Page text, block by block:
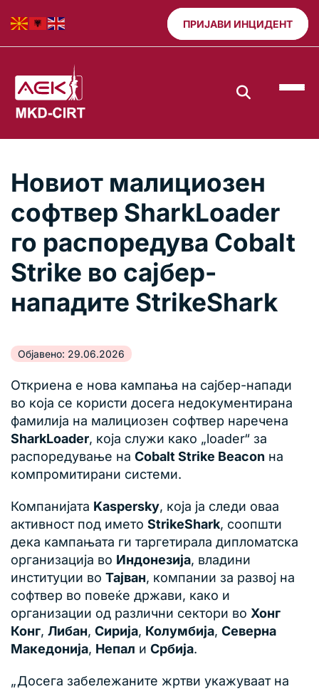
ПРИЈАВИ ИНЦИДЕНТ
Новиот малициозен
софтвер SharkLoader
го распоредува Cobalt
Strike во сајбер-
нападите StrikeShark
Објавено: 29.06.2026
Откриена е нова кампања на сајбер-напади
во која се користи досега недокументирана
фамилија на малициозен софтвер наречена
SharkLoader, која служи како „loader“ за
распоредување на Cobalt Strike Beacon на
компромитирани системи.
Компанијата Kaspersky, која ја следи оваа
активност под името StrikeShark, соопшти
дека кампањата ги таргетирала дипломатска
организација во Индонезија, владини
институции во Тајван, компании за развој на
софтвер во повеќе држави, како и
организации од различни сектори во Хонг
Конг, Либан, Сирија, Колумбија, Северна
Македонија, Непал и Србија.
„Досега забележаните жртви укажуваат на